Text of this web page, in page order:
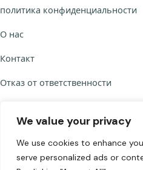
We value your privacy
We use cookies to enhance
serve personalized ads or
политика конфиденциальности
О нас
Контакт
Отказ от ответственности
Поделитесь Chat to Strangers